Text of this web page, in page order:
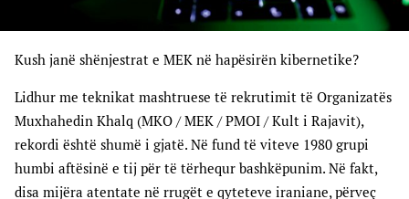
Kush janë shënjestrat e MEK në hapësirën kibernetike?
Lidhur me teknikat mashtruese të rekrutimit të Organizatës
Muxhahedin Khalq (MKO / MEK / PMOI / Kult i Rajavit),
rekordi është shumë i gjatë. Në fund të viteve 1980 grupi
humbi aftësinë e tij për të tërhequr bashkëpunim. Në fakt,
disa mijëra atentate në rrugët e qyteteve iraniane, përveç